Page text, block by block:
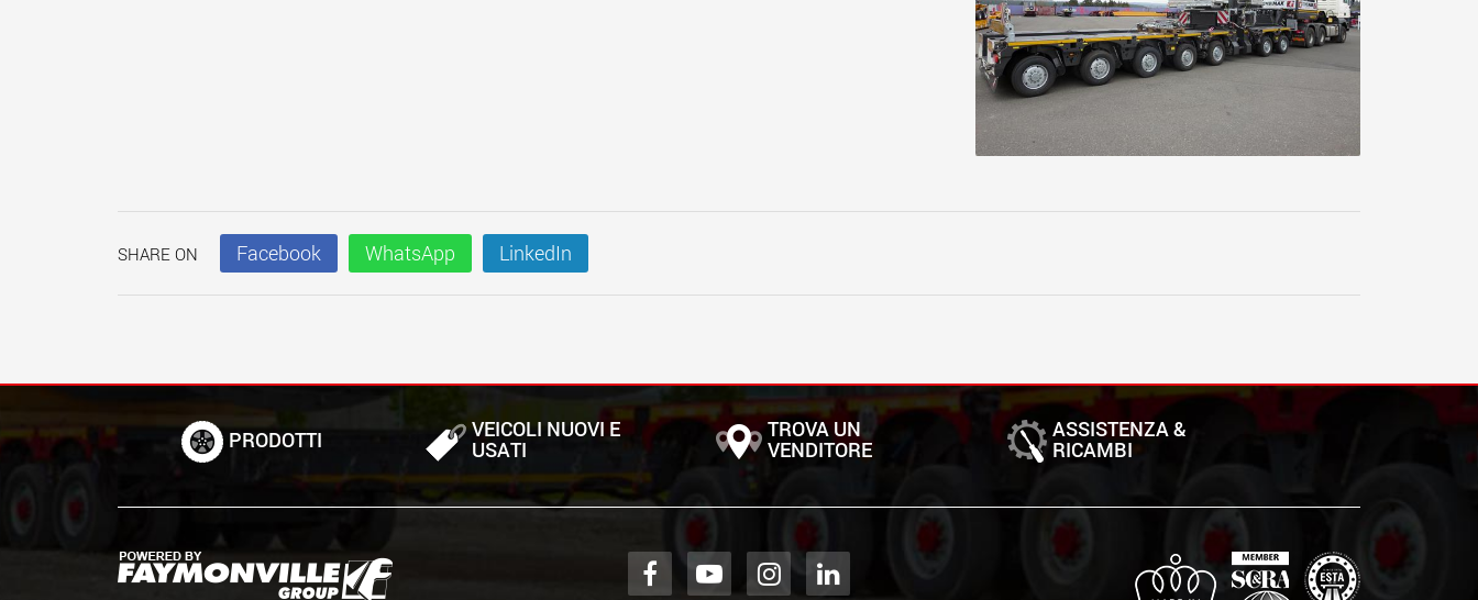
SHARE ON Facebook WhatsApp LinkedIn
PRODOTTI VEICOLI NUOVI E
USATI
TROVA UN
VENDITORE
ASSISTENZA &
RICAMBI